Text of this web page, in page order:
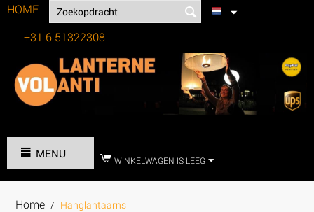
HOME
+31 6 51322308
MENU WINKELWAGEN IS LEEG
Home / Hanglantaarns